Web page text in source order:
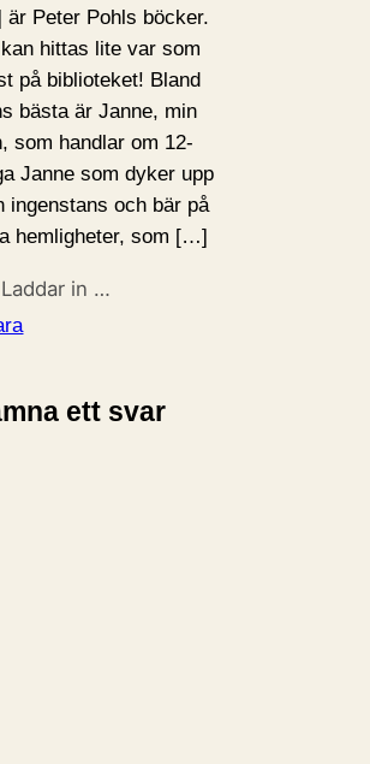
Peter Pohls böcker.
hittas lite var som
på biblioteket! Bland
bästa är Janne, min
som handlar om 12-
Janne som dyker upp
ingenstans och bär på
hemligheter, som […]
Laddar in …
ett svar